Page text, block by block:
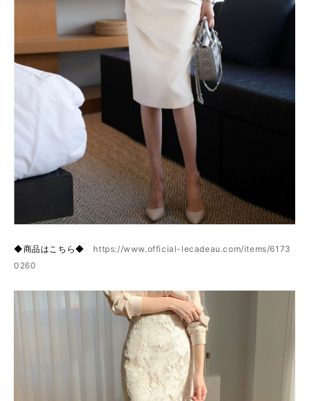
◆商品はこちら◆ https://www.official-lecadeau.com/items/6173
0260